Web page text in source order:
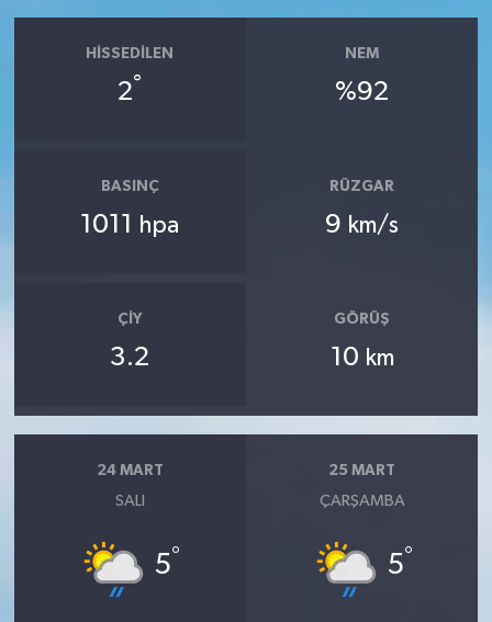
HISSEDILEN
2°
NEM
%92
BASINÇ
1011 hpa
RÜZGAR
9 km/s
ÇIY
3.2
GÖRÜŞ
10 km
24 MART
SALI
5°
25 MART
ÇARŞAMBA
5°